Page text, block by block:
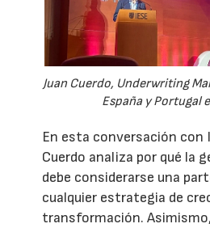
Juan Cuerdo, Underwriting
España y Portugal
En esta conversación con
Cuerdo analiza por qué la
debe considerarse una
cualquier estrategia de
transformación.